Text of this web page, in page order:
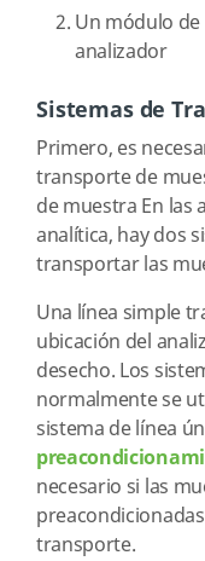
Un módulo
analizador
Sistemas de
Primero, es
transporte de
de muestra En las
analítica, hay dos
transportar las
Una línea simple
ubicación del
desecho. Los
normalmente se
sistema de línea
necesario si las
transporte.